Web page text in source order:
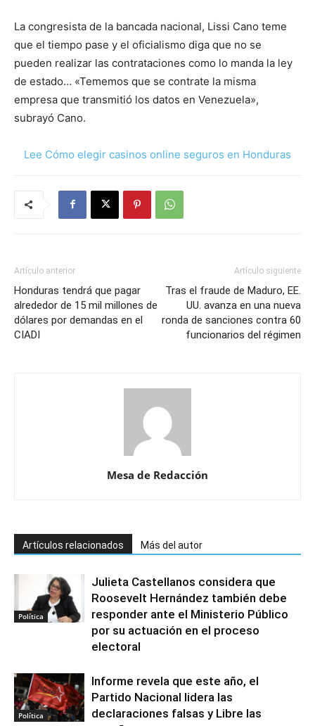
La congresista de la bancada nacional, Lissi Cano teme
que el tiempo pase y el oficialismo diga que no se
pueden realizar las contrataciones como lo manda la ley
de estado… «Tememos que se contrate la misma
empresa que transmitió los datos en Venezuela»,
subrayó Cano.
Lee Cómo elegir casinos online seguros en Honduras
Artículo anterior
Honduras tendrá que pagar
alrededor de 15 mil millones de
dólares por demandas en el
CIADI
Artículo siguiente
Tras el fraude de Maduro, EE.
UU. avanza en una nueva
ronda de sanciones contra 60
funcionarios del régimen
Mesa de Redacción
Artículos relacionados Más del autor
Política
Julieta Castellanos considera que
Roosevelt Hernández también debe
responder ante el Ministerio Público
por su actuación en el proceso
electoral
Política
Informe revela que este año, el
Partido Nacional lidera las
declaraciones falsas y Libre las